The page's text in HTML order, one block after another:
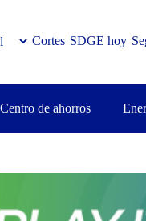
Cortes SDGE hoy
Centro de ahorros